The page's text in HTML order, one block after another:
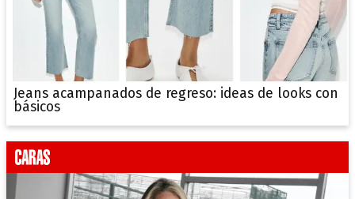
Jeans acampanados de regreso: ideas de looks con
básicos